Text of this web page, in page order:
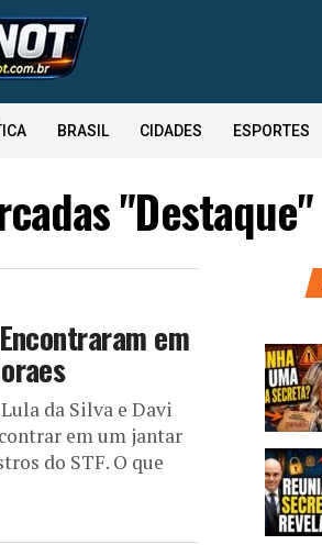
BRASIL CIDADES ESPORTES
"Destaque"
em
da Silva e Davi
em um jantar
do STF. O que